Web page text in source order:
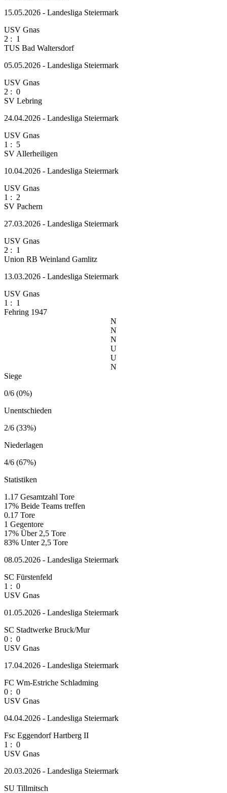
15.05.2026 - Landesliga Steiermark
USV Gnas
2 : 1
TUS Bad Waltersdorf
05.05.2026 - Landesliga Steiermark
USV Gnas
2 : 0
SV Lebring
24.04.2026 - Landesliga Steiermark
USV Gnas
1 : 5
SV Allerheiligen
10.04.2026 - Landesliga Steiermark
USV Gnas
1 : 2
SV Pachern
27.03.2026 - Landesliga Steiermark
USV Gnas
2 : 1
Union RB Weinland Gamlitz
13.03.2026 - Landesliga Steiermark
USV Gnas
1 : 1
Fehring 1947
N
N
N
U
U
N
Siege
0/6 (0%)
Unentschieden
2/6 (33%)
Niederlagen
4/6 (67%)
Statistiken
1.17 Gesamtzahl Tore
17% Beide Teams treffen
0.17 Tore
1 Gegentore
17% Über 2,5 Tore
83% Unter 2,5 Tore
08.05.2026 - Landesliga Steiermark
SC Fürstenfeld
1 : 0
USV Gnas
01.05.2026 - Landesliga Steiermark
SC Stadtwerke Bruck/Mur
0 : 0
USV Gnas
17.04.2026 - Landesliga Steiermark
FC Wm-Estriche Schladming
0 : 0
USV Gnas
04.04.2026 - Landesliga Steiermark
Fsc Eggendorf Hartberg II
1 : 0
USV Gnas
20.03.2026 - Landesliga Steiermark
SU Tillmitsch